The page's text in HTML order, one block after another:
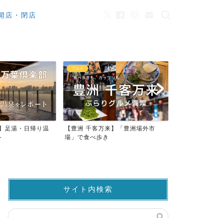
店・閉店
来】「豊洲場外市
カフェ
ワンちゃんOK！豊洲のカフェ・レ
ストラン23店
サイト内検索